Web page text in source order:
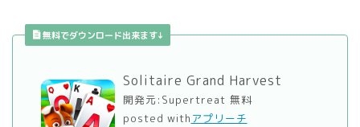
無料でダウンロード出来ます↓
Solitaire Grand Harvest
開発元: Supertreat 無料
posted with アプリーチ